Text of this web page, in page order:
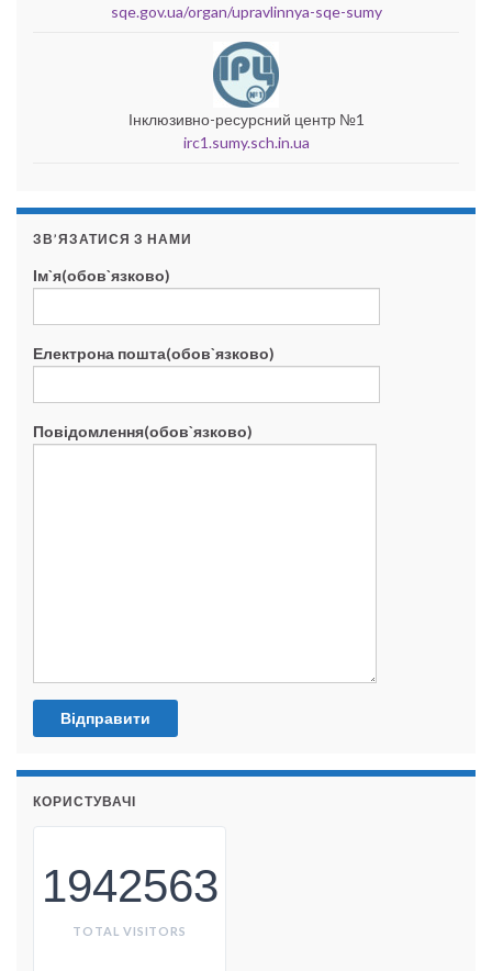
sqe.gov.ua/organ/upravlinnya-sqe-sumy
Інклюзивно-ресурсний центр №1
irc1.sumy.sch.in.ua
ЗВ’ЯЗАТИСЯ З НАМИ
Ім`я(обов`язково)
Електрона пошта(обов`язково)
Повідомлення(обов`язково)
КОРИСТУВАЧІ
1942563
TOTAL VISITORS